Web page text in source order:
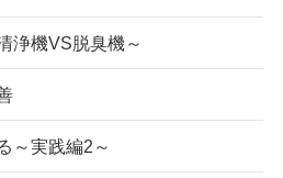
浄機VS脱臭機～
～実践編2～